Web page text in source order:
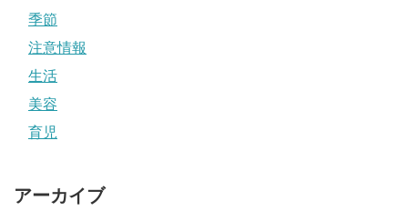
季節
注意情報
生活
美容
育児
アーカイブ